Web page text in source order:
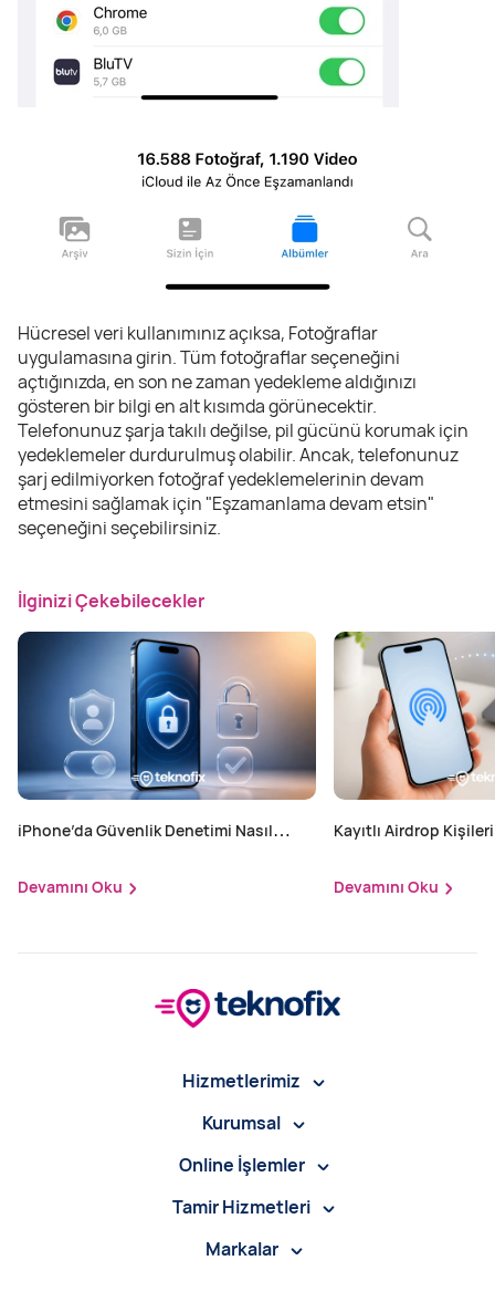
Hücresel veri kullanımınız açıksa, Fotoğraflar
uygulamasına girin. Tüm fotoğraflar seçeneğini
açtığınızda, en son ne zaman yedekleme aldığınızı
gösteren bir bilgi en alt kısımda görünecektir.
Telefonunuz şarja takılı değilse, pil gücünü korumak için
yedeklemeler durdurulmuş olabilir. Ancak, telefonunuz
şarj edilmiyorken fotoğraf yedeklemelerinin devam
etmesini sağlamak için "Eşzamanlama devam etsin"
seçeneğini seçebilirsiniz.
İlginizi Çekebilecekler
iPhone’da Güvenlik Denetimi Nasıl
Devamını Oku
Kayıtlı Airdrop
Devamını Oku
Hizmetlerimiz
Kurumsal
Online İşlemler
Tamir Hizmetleri
Markalar